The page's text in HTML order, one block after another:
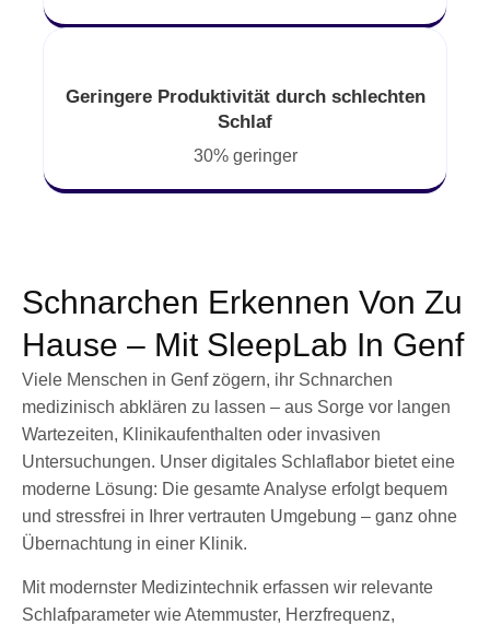
Geringere Produktivität durch schlechten
Schlaf
30% geringer
Schnarchen Erkennen Von Zu
Hause – Mit SleepLab In Genf
Viele Menschen in Genf zögern, ihr Schnarchen
medizinisch abklären zu lassen – aus Sorge vor langen
Wartezeiten, Klinikaufenthalten oder invasiven
Untersuchungen. Unser digitales Schlaflabor bietet eine
moderne Lösung: Die gesamte Analyse erfolgt bequem
und stressfrei in Ihrer vertrauten Umgebung – ganz ohne
Übernachtung in einer Klinik.
Mit modernster Medizintechnik erfassen wir relevante
Schlafparameter wie Atemmuster, Herzfrequenz,